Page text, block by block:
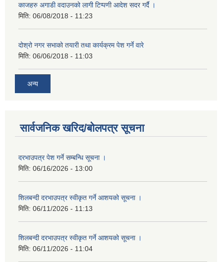
काजहरु अगाडी वदाउनको लागी टिप्पणी आदेश सदर गर्दै ।
मिति: 06/08/2018 - 11:23
दोश्रो नगर सभाको तयारी तथा कार्यक्रम पेश गर्ने वारे
मिति: 06/06/2018 - 11:03
अन्य
सार्वजनिक खरिद/बोलपत्र सूचना
दरभाउपत्र पेश गर्ने सम्बन्धि सूचना ।
मिति: 06/16/2026 - 13:00
शिलबन्दी दरभाउपत्र स्वीकृत गर्ने आशयको सूचना ।
मिति: 06/11/2026 - 11:13
शिलबन्दी दरभाउपत्र स्वीकृत गर्ने आशयको सूचना ।
मिति: 06/11/2026 - 11:04